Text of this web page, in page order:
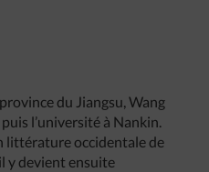
du Jiangsu, Wang
l’université à Nankin.
littérature occidentale de
y devient ensuite